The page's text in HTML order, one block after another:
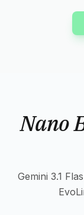
Nano
Gemini 3.1